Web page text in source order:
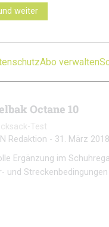
Redaktion
Octane 10
Test
Redaktion - 31. März 2018
Ergänzung im
und
weiter
Abo verwalten